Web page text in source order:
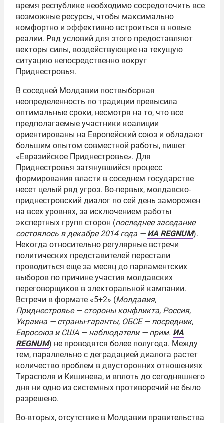
время республике необходимо сосредоточить все
возможные ресурсы, чтобы максимально
комфортно и эффективно встроиться в новые
реалии. Ряд условий для этого предоставляют
векторы силы, воздействующие на текущую
ситуацию непосредственно вокруг
Приднестровья.
В соседней Молдавии поствыборная
неопределенность по традиции превысила
оптимальные сроки, несмотря на то, что все
предполагаемые участники коалиции
ориентированы на Европейский союз и обладают
большим опытом совместной работы, пишет
«Евразийское Приднестровье». Для
Приднестровья затянувшийся процесс
формирования власти в соседнем государстве
несет целый ряд угроз. Во-первых, молдавско-
приднестровский диалог по сей день заморожен
на всех уровнях, за исключением работы
экспертных групп сторон (последнее заседание
состоялось в декабре 2014 года — ИА REGNUM).
Некогда относительно регулярные встречи
политических представителей перестали
проводиться еще за месяц до парламентских
выборов по причине участия молдавских
переговорщиков в электоральной кампании.
Встречи в формате «5+2» (Молдавия,
Приднестровье — стороны конфликта, Россия,
Украина — страны-гаранты, ОБСЕ — посредник,
Евросоюз и США — наблюдатели — прим. ИА
REGNUM) не проводятся более полугода. Между
тем, параллельно с деградацией диалога растет
количество проблем в двусторонних отношениях
Тирасполя и Кишинева, и вплоть до сегодняшнего
дня ни одно из системных противоречий не было
разрешено.
Во-вторых, отсутствие в Молдавии правительства